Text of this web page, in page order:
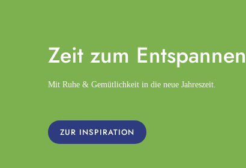
Zeit zum Entspannen
Mit Ruhe & Gemütlichkeit in die neue Jahreszeit.
ZUR INSPIRATION